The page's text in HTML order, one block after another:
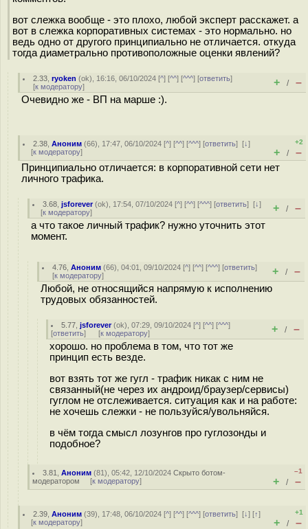
вот слежка вообще - это плохо, любой эксперт расскажет. а
вот в слежка корпоративных системах - это нормально. но
ведь одно от другого принципиально не отличается. откуда
тогда диаметрально противоположные оценки явлений?
2.33 ,ryoken (ok), 16:16, 06/10/2024 [^] [^^] [^^^] [ответить]
[к модератору] + / –
Очевидно же - ВП на марше :).
2.38 ,Аноним (66), 17:47, 06/10/2024 [^] [^^] [^^^] [ответить][↓]
[к модератору]
+2
+ / –
Принципиально отличается: в корпоративной сети нет
личного трафика.
3.68 ,jsforever(ok), 17:54, 07/10/2024 [^] [^^] [^^^] [ответить][↓]
[к модератору] + / –
а что такое личный трафик? нужно уточнить этот
момент.
4.76 ,Аноним (66), 04:01, 09/10/2024 [^] [^^] [^^^] [ответить]
[к модератору] + / –
Любой, не относящийся напрямую к исполнению
трудовых обязанностей.
5.77 ,jsforever(ok), 07:29, 09/10/2024 [^] [^^] [^^^]
[ответить] [к модератору] + / –
хорошо. но проблема в том, что тот же
принцип есть везде.
вот взять тот же гугл - трафик никак с ним не
связанный(не через их андроид/браузер/сервисы)
гуглом не отслеживается. ситуация как и на работе:
не хочешь слежки - не пользуйся/увольняйся.
в чём тогда смысл лозунгов про гуглозонды и
подобное?
3.81 ,Аноним (81), 05:42, 12/10/2024Скрыто ботом-
модератором [к модератору]
–1
+ / –
2.39 ,Аноним (39), 17:48, 06/10/2024 [^] [^^] [^^^] [ответить][↓] [↑]
[к модератору]
+1
+ / –